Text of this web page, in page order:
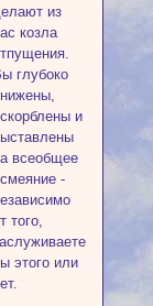
из
козла
глубоко
и
всеобщее
-
того,
этого или